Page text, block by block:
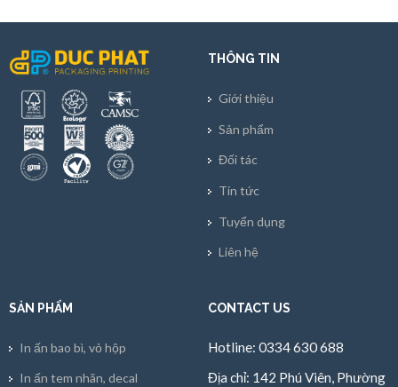
THÔNG TIN
Giới thiệu
Sản phẩm
Đối tác
Tin tức
Tuyển dụng
Liên hệ
SẢN PHẨM
In ấn bao bì, vỏ hộp
In ấn tem nhãn, decal
CONTACT US
Hotline: 0334 630 688
Địa chỉ: 142 Phú Viên, Phường